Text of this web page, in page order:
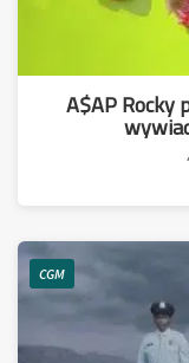
A$AP Rocky
CGM